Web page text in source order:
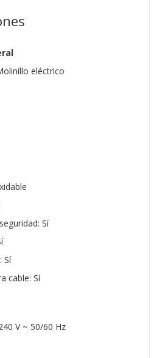
eléctrico
Sí
Sí
cable: Sí
V ~ 50/60 Hz